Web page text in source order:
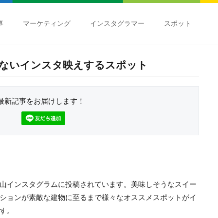
マーケティング インスタグラマー スポット
いインスタ映えするスポット
新記事をお届けします！
インスタグラムに投稿されています。美味しそうなスイー
ョンが素敵な建物に至るまで様々なオススメスポットがイ
。